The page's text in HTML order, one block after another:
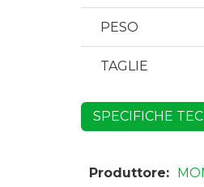
PESO
TAGLIE
SPECIFICHE
Produttore: